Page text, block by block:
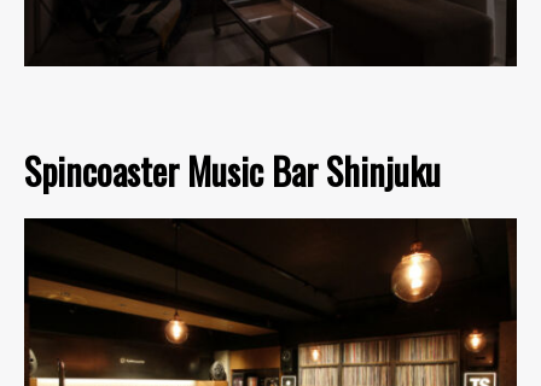
Spincoaster Music Bar Shinjuku